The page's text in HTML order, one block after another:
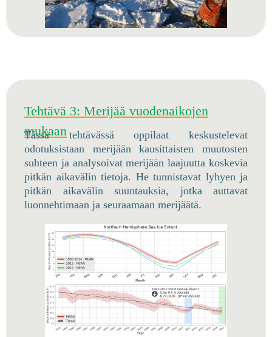
Tehtävä 3: Merijää vuodenaikojen
mukaan
Tässä tehtävässä oppilaat keskustelevat
odotuksistaan merijään kausittaisten muutosten
suhteen ja analysoivat merijään laajuutta koskevia
pitkän aikavälin tietoja. He tunnistavat lyhyen ja
pitkän aikavälin suuntauksia, jotka auttavat
luonnehtimaan ja seuraamaan merijäätä.